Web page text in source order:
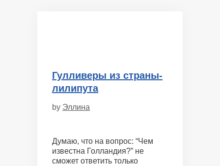
Гулливеры из страны-
лилипута
by Эллина
Думаю, что на вопрос: “Чем
известна Голландия?” не
сможет ответить только